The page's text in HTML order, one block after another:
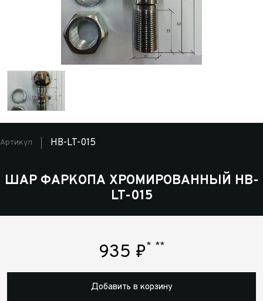
Артикул HB-LT-015
ШАР ФАРКОПА ХРОМИРОВАННЫЙ HB-
LT-015
935 ₽* **
Добавить в корзину